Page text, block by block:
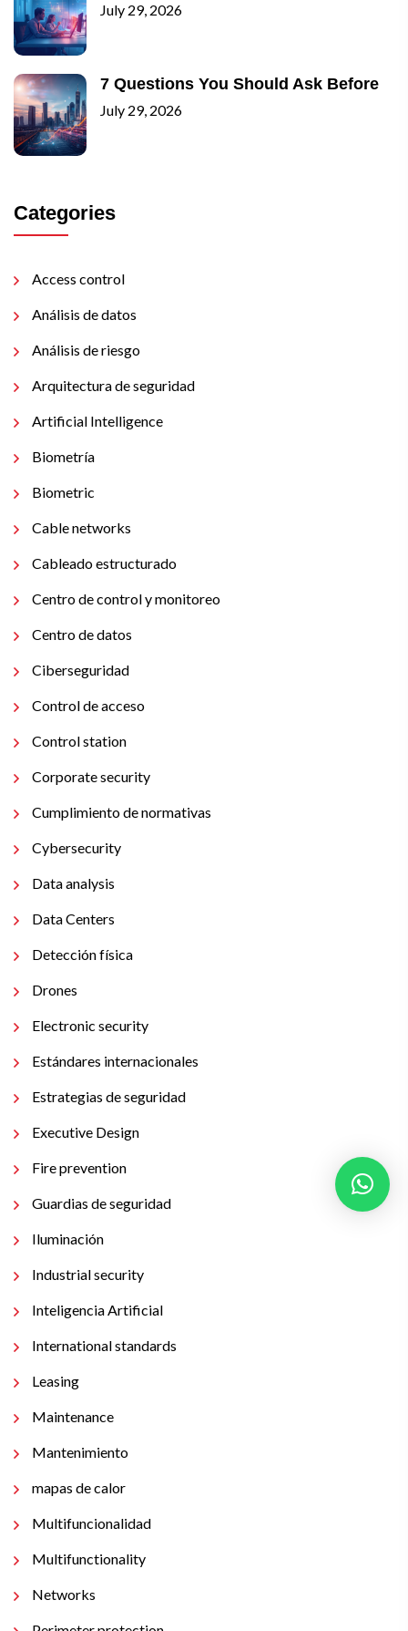
July 29, 2026
7 Questions You Should Ask Before
July 29, 2026
Categories
Access control
Análisis de datos
Análisis de riesgo
Arquitectura de seguridad
Artificial Intelligence
Biometría
Biometric
Cable networks
Cableado estructurado
Centro de control y monitoreo
Centro de datos
Ciberseguridad
Control de acceso
Control station
Corporate security
Cumplimiento de normativas
Cybersecurity
Data analysis
Data Centers
Detección física
Drones
Electronic security
Estándares internacionales
Estrategias de seguridad
Executive Design
Fire prevention
Guardias de seguridad
Iluminación
Industrial security
Inteligencia Artificial
International standards
Leasing
Maintenance
Mantenimiento
mapas de calor
Multifuncionalidad
Multifunctionality
Networks